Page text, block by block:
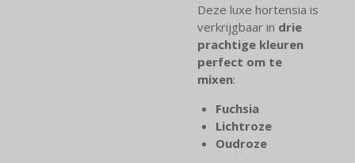
Deze luxe hortensia is
verkrijgbaar in drie
prachtige kleuren
perfect om te
mixen:
Fuchsia
Lichtroze
Oudroze